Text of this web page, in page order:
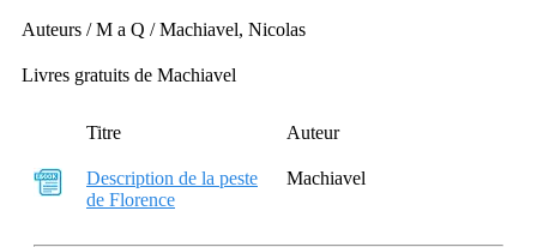
Auteurs / M a Q / Machiavel, Nicolas
Livres gratuits de Machiavel
Titre Auteur
Description de la peste
de Florence
Machiavel